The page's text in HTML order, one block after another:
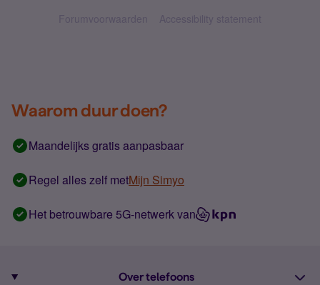
Forumvoorwaarden Accessibility statement
Waarom duur doen?
Maandelijks gratis aanpasbaar
Regel alles zelf metMijn Simyo
Het betrouwbare 5G-netwerk van
Over telefoons